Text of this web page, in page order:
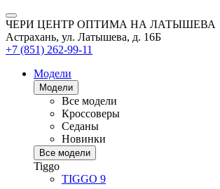
ЧЕРИ ЦЕНТР ОПТИМА НА ЛАТЫШЕВА
Астрахань, ул. Латышева, д. 16Б
+7 (851) 262-99-11
Модели
Модели
Все модели
Кроссоверы
Седаны
Новинки
Все модели
Tiggo
TIGGO 9